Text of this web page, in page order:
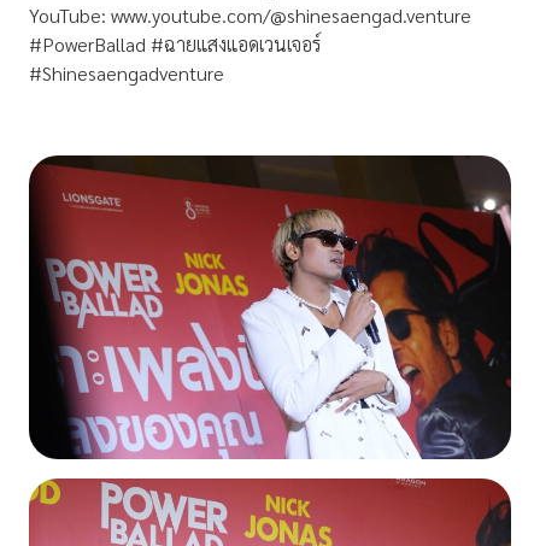
YouTube: www.youtube.com/@shinesaengad.venture
#PowerBallad #ฉายแสงแอดเวนเจอร์
#Shinesaengadventure